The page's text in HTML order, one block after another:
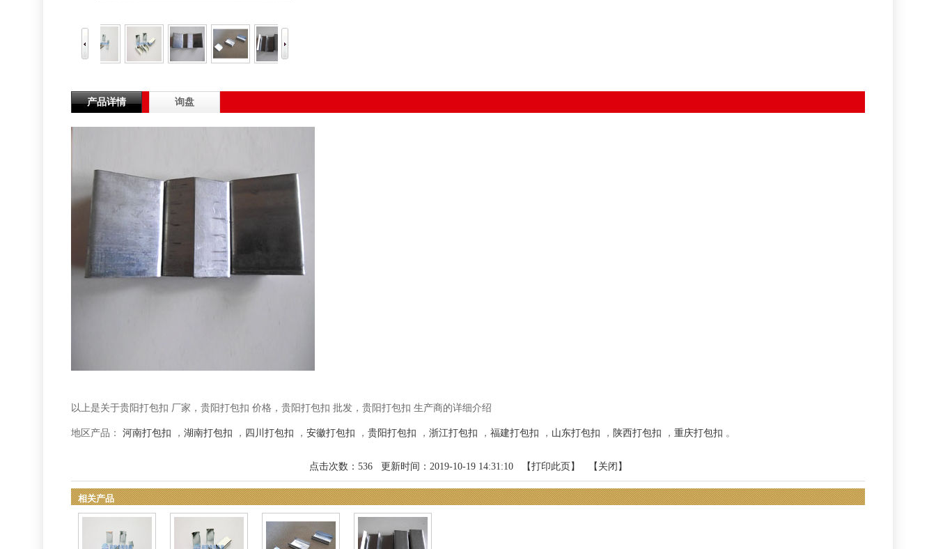
产品详情 询盘
以上是关于贵阳打包扣 厂家，贵阳打包扣 价格，贵阳打包扣 批发，贵阳打包扣 生产商的详细介绍
地区产品： 河南打包扣 ， 湖南打包扣 ， 四川打包扣 ， 安徽打包扣 ， 贵阳打包扣 ， 浙江打包扣 ， 福建打包扣 ， 山东打包扣 ， 陕西打包扣 ， 重庆打包扣 。
点击次数： 536更新时间：2019-10-19 14:31:10 【打印此页 】 【 关闭 】
相关产品